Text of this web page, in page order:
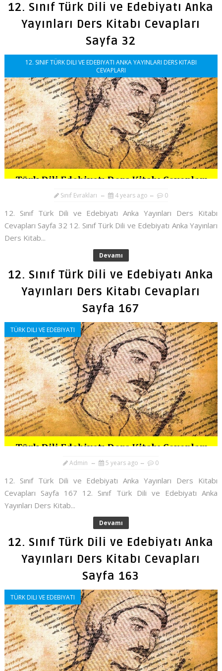
12. Sınıf Türk Dili ve Edebiyatı Anka
Yayınları Ders Kitabı Cevapları
Sayfa 32
12. SINIF TÜRK DILI VE EDEBIYATI ANKA YAYINLARI DERS KITABI
CEVAPLARI
Sınıf Evrakları 4 years ago 0
12. Sınıf Türk Dili ve Edebiyatı Anka Yayınları Ders Kitabı
Cevapları Sayfa 32 12. Sınıf Türk Dili ve Edebiyatı Anka Yayınları
Ders Kitab...
Devamı
12. Sınıf Türk Dili ve Edebiyatı Anka
Yayınları Ders Kitabı Cevapları
Sayfa 167
TÜRK DILI VE EDEBIYATI
Admin 5 years ago 0
12. Sınıf Türk Dili ve Edebiyatı Anka Yayınları Ders Kitabı
Cevapları Sayfa 167 12. Sınıf Türk Dili ve Edebiyatı Anka
Yayınları Ders Kitab...
Devamı
12. Sınıf Türk Dili ve Edebiyatı Anka
Yayınları Ders Kitabı Cevapları
Sayfa 163
TÜRK DILI VE EDEBIYATI